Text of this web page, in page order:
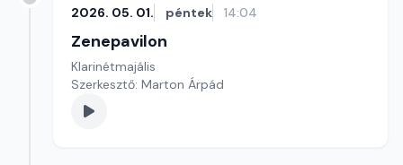
2026. 05. 01. péntek 14:04
Zenepavilon
Klarinétmajális
Szerkesztő: Marton Árpád